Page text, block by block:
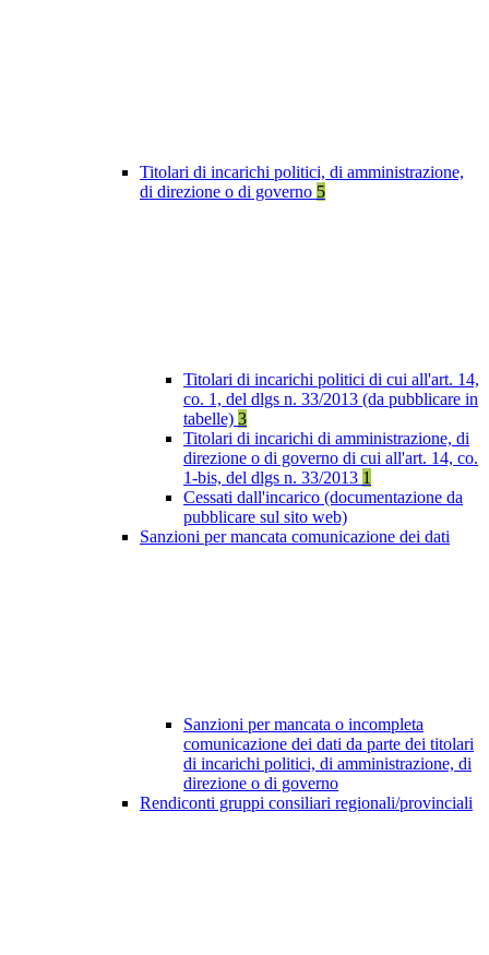
Titolari di incarichi politici, di amministrazione,
di direzione o di governo 5
Titolari di incarichi politici di cui all'art. 14,
co. 1, del dlgs n. 33/2013 (da pubblicare in
tabelle) 3
Titolari di incarichi di amministrazione, di
direzione o di governo di cui all'art. 14, co.
1-bis, del dlgs n. 33/2013 1
Cessati dall'incarico (documentazione da
pubblicare sul sito web)
Sanzioni per mancata comunicazione dei dati
Sanzioni per mancata o incompleta
comunicazione dei dati da parte dei titolari
di incarichi politici, di amministrazione, di
direzione o di governo
Rendiconti gruppi consiliari regionali/provinciali